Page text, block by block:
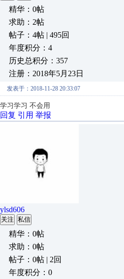
精华：0帖
求助：2帖
帖子：4帖 | 495回
年度积分：4
历史总积分：357
注册：2018年5月23日
发表于：2018-11-28 20:33:07
学习学习 不会用
回复 引用 举报
ylsd606
关注 私信
精华：0帖
求助：0帖
帖子：0帖 | 2回
年度积分：0